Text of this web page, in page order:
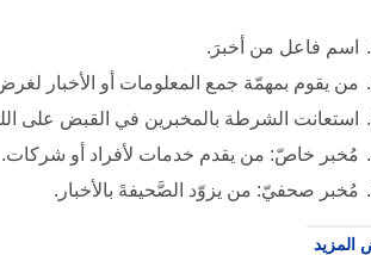
اسم فاعل من أخبرَ.
من يقوم بمهمّة جمع المعلومات أو الأخبار
استعانت الشرطة بالمخبرين في القبض على
مُخبر خاصّ: من يقدم خدمات لأفراد أو شركات.
مُخبر صحفيّ: من يزوّد الصَّحيفةَ بالأخبار.